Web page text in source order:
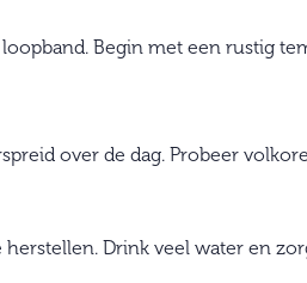
Begin met een rustig
over de dag. Probeer
Drink veel water en